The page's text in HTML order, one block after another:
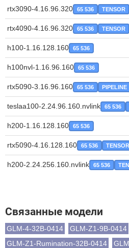
rtx3090-4.16.96.320 65 536 TENSOR
rtx4090-4.16.96.320 65 536 TENSOR
h100-1.16.128.160 65 536
h100nvl-1.16.96.160 65 536
rtx5090-3.16.96.160 65 536 PIPELINE
teslaa100-2.24.96.160.nvlink 65 536
h200-1.16.128.160 65 536
rtx5090-4.16.128.160 65 536 TENSOR
h200-2.24.256.160.nvlink 65 536
Связанные модели
GLM-4-32B-0414
GLM-Z1-9B-0414
GLM-Z1-Rumination-32B-0414